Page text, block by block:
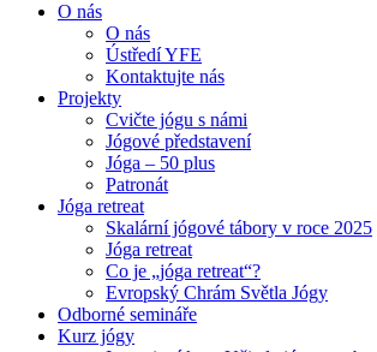
O nás
O nás
Ústředí YFE
Kontaktujte nás
Projekty
Cvičte jógu s námi
Jógové představení
Jóga – 50 plus
Patronát
Jóga retreat
Skalární jógové tábory v roce 2025
Jóga retreat
Co je „jóga retreat“?
Evropský Chrám Světla Jógy
Odborné semináře
Kurz jógy